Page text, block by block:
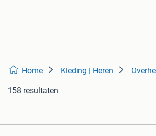
Home Kleding | Heren
158 resultaten